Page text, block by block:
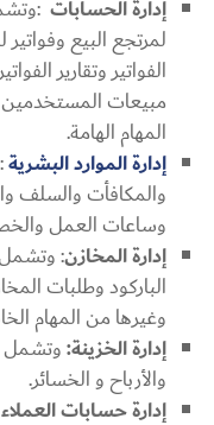
إدارة الحسابات
لمرتجع البيع
الفواتير وتقارير
مبيعات المستخدمين
المهام الهامة.
إدارة الموارد البشرية
والمكافأت والسلف
وساعات العمل
إدارة المخازن: وتشمل
الباركود وطلبات
وغيرها من المهام
إدارة الخزينة:وتشمل
والأرباح و الخسائر.
إدارة حسابات